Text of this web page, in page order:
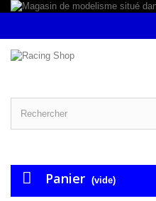
Panier (vide)